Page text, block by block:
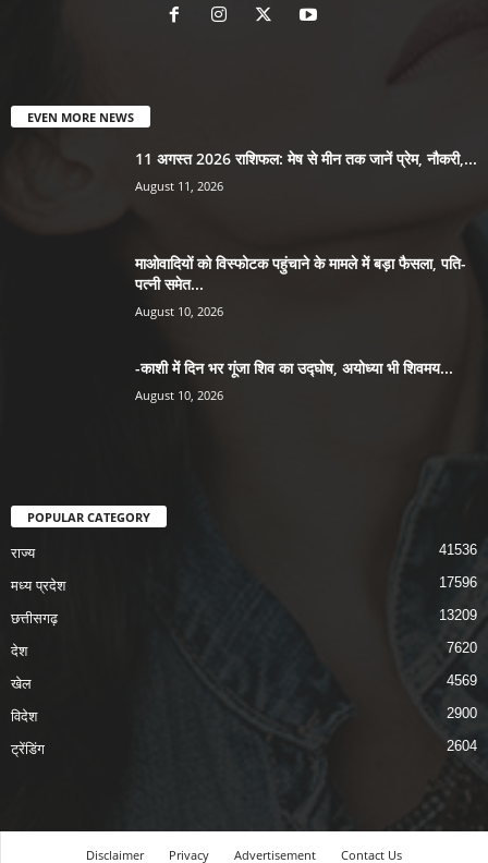
EVEN MORE NEWS
11 अगस्त 2026 राशिफल: मेष से मीन तक जानें प्रेम, नौकरी,...
August 11, 2026
माओवादियों को विस्फोटक पहुंचाने के मामले में बड़ा फैसला, पति-
पत्नी समेत...
August 10, 2026
-काशी में दिन भर गूंजा शिव का उद्घोष, अयोध्या भी शिवमय...
August 10, 2026
POPULAR CATEGORY
राज्य 41536
मध्य प्रदेश 17596
छत्तीसगढ़ 13209
देश 7620
खेल 4569
विदेश 2900
ट्रेंडिंग 2604
Disclaimer Privacy Advertisement Contact Us